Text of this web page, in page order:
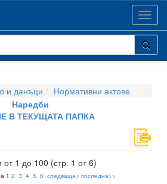
и данъци
Нормативни актове
Наредби
В ТЕКУЩАТА ПАПКА
от 1 до 100 (стр. 1 от 6)
1 2 3 4 5 6 следваща> последна>>